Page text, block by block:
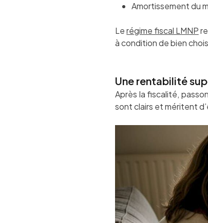
Amortissement du
Lerégime fiscal LMNP
à condition de bien
Une rentabilité
Après la fiscalité,
sont clairs et méritent